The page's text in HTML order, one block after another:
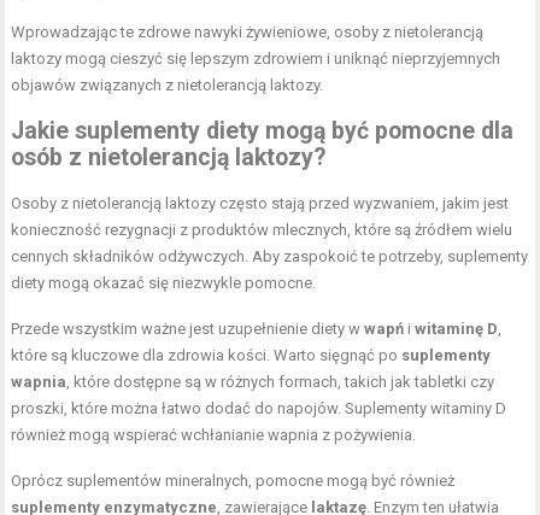
Wprowadzając te zdrowe nawyki żywieniowe, osoby z nietolerancją
laktozy mogą cieszyć się lepszym zdrowiem i uniknąć nieprzyjemnych
objawów związanych z nietolerancją laktozy.
Jakie suplementy diety mogą być pomocne dla
osób z nietolerancją laktozy?
Osoby z nietolerancją laktozy często stają przed wyzwaniem, jakim jest
konieczność rezygnacji z produktów mlecznych, które są źródłem wielu
cennych składników odżywczych. Aby zaspokoić te potrzeby, suplementy
diety mogą okazać się niezwykle pomocne.
Przede wszystkim ważne jest uzupełnienie diety wwapń iwitaminę D,
które są kluczowe dla zdrowia kości. Warto sięgnąć po suplementy
wapnia, które dostępne są w różnych formach, takich jak tabletki czy
proszki, które można łatwo dodać do napojów. Suplementy witaminy D
również mogą wspierać wchłanianie wapnia z pożywienia.
Oprócz suplementów mineralnych, pomocne mogą być również
suplementy enzymatyczne, zawierające laktazę. Enzym ten ułatwia